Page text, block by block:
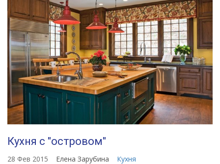
Кухня с "островом"
28 Фев 2015 Елена Зарубина Кухня